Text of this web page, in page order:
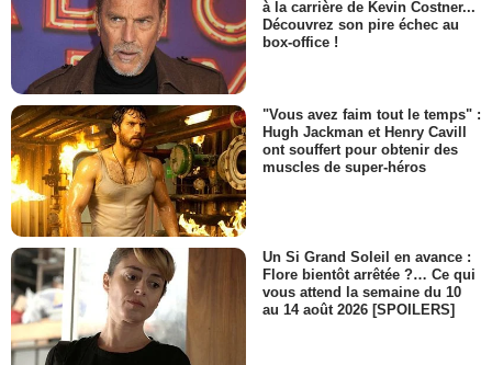
à la carrière de Kevin Costner...
Découvrez son pire échec au
box-office !
"Vous avez faim tout le temps" :
Hugh Jackman et Henry Cavill
ont souffert pour obtenir des
muscles de super-héros
Un Si Grand Soleil en avance :
Flore bientôt arrêtée ?… Ce qui
vous attend la semaine du 10
au 14 août 2026 [SPOILERS]